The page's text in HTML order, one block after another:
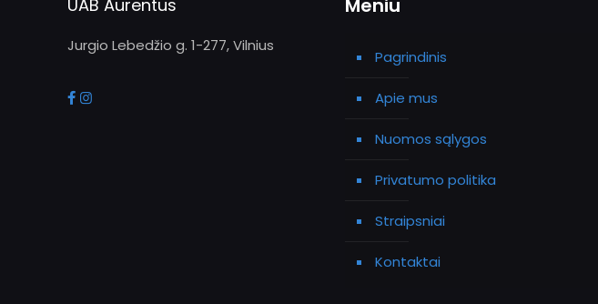
UAB Aurentus
Jurgio Lebedžio g. 1-277, Vilnius
Pagrindinis
Apie mus
Nuomos sąlygos
Privatumo politika
Straipsniai
Kontaktai